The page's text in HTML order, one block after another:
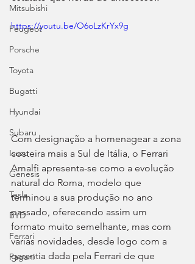
Mitsubishi
Peugeot
Porsche
Toyota
Bugatti
Hyundai
Subaru
Isuzu
Genesis
Tesla
BYD
Ferrari
Pagani
https://youtu.be/O6oLzKrYx9g
Com designação a homenagear a zona
costeira mais a Sul de Itália, o Ferrari
Amalfi apresenta-se como a evolução
natural do Roma, modelo que
terminou a sua produção no ano
passado, oferecendo assim um
formato muito semelhante, mas com
várias novidades, desde logo com a
garantia dada pela Ferrari de que